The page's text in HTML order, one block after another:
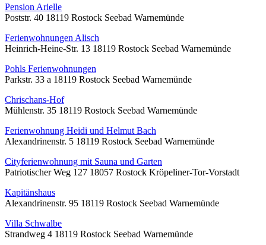
Pension Arielle
Poststr. 40 18119 Rostock Seebad Warnemünde
Ferienwohnungen Alisch
Heinrich-Heine-Str. 13 18119 Rostock Seebad Warnemünde
Pohls Ferienwohnungen
Parkstr. 33 a 18119 Rostock Seebad Warnemünde
Chrischans-Hof
Mühlenstr. 35 18119 Rostock Seebad Warnemünde
Ferienwohnung Heidi und Helmut Bach
Alexandrinenstr. 5 18119 Rostock Seebad Warnemünde
Cityferienwohnung mit Sauna und Garten
Patriotischer Weg 127 18057 Rostock Kröpeliner-Tor-Vorstadt
Kapitänshaus
Alexandrinenstr. 95 18119 Rostock Seebad Warnemünde
Villa Schwalbe
Strandweg 4 18119 Rostock Seebad Warnemünde